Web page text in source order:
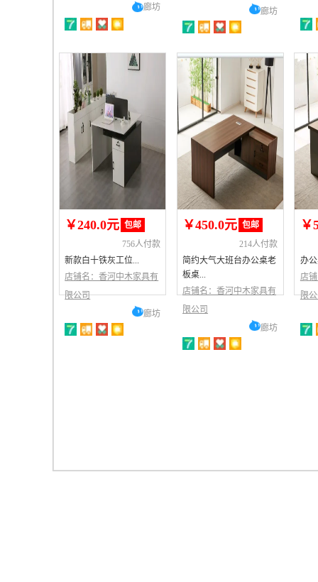
廊坊
廊坊
￥240.0元 包邮
756人付款
新款白十铁灰工位...
店铺名：香河中木家具有
限公司
廊坊
￥450.0元 包邮
214人付款
简约大气大班台办公桌老
板桌...
店铺名：香河中木家具有
限公司
廊坊
￥
办
店
限